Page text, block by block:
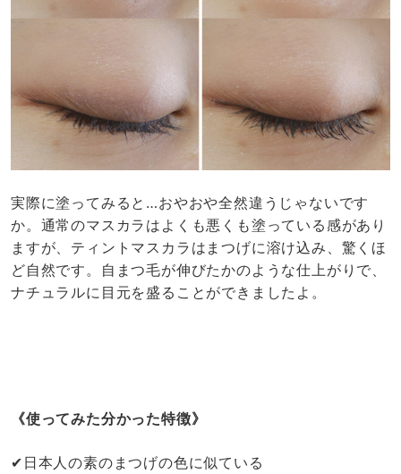
実際に塗ってみると…おやおや全然違うじゃないです
か。通常のマスカラはよくも悪くも塗っている感があり
ますが、ティントマスカラはまつげに溶け込み、驚くほ
ど自然です。自まつ毛が伸びたかのような仕上がりで、
ナチュラルに目元を盛ることができましたよ。
《使ってみた分かった特徴》
✔︎日本人の素のまつげの色に似ている